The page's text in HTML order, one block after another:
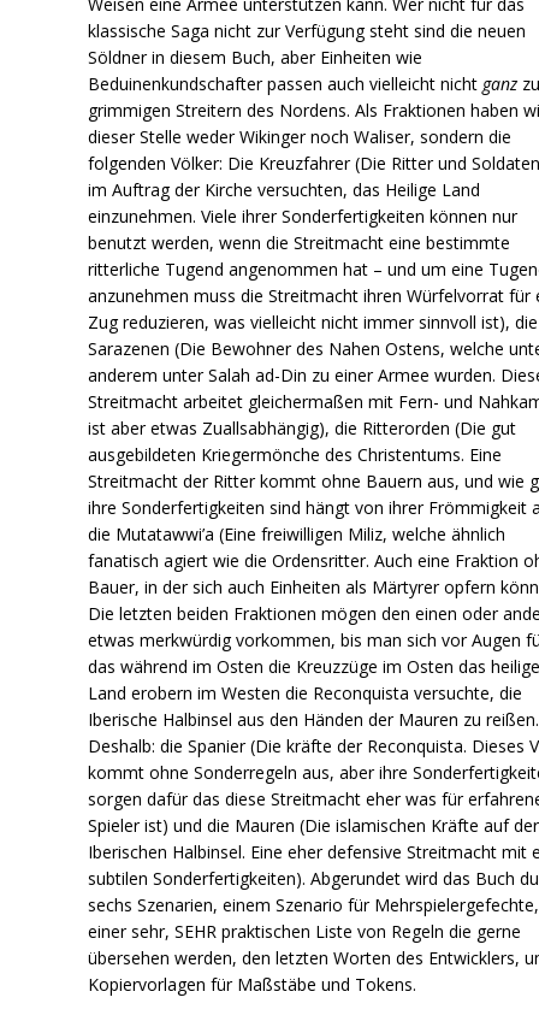
klassische Saga nicht zur Verfügung steht sind die neuen
Söldner in diesem Buch, aber Einheiten wie
Beduinenkundschafter passen auch vielleicht nicht ganz
grimmigen Streitern des Nordens. Als Fraktionen haben
dieser Stelle weder Wikinger noch Waliser, sondern die
folgenden Völker: Die Kreuzfahrer (Die Ritter und
im Auftrag der Kirche versuchten, das Heilige Land
einzunehmen. Viele ihrer Sonderfertigkeiten können nur
benutzt werden, wenn die Streitmacht eine bestimmte
ritterliche Tugend angenommen hat – und um eine
anzunehmen muss die Streitmacht ihren Würfelvorrat für
Zug reduzieren, was vielleicht nicht immer sinnvoll ist), die
Sarazenen (Die Bewohner des Nahen Ostens, welche
anderem unter Salah ad-Din zu einer Armee wurden.
Streitmacht arbeitet gleichermaßen mit Fern- und
ist aber etwas Zuallsabhängig), die Ritterorden (Die gut
ausgebildeten Kriegermönche des Christentums. Eine
Streitmacht der Ritter kommt ohne Bauern aus, und wie
ihre Sonderfertigkeiten sind hängt von ihrer Frömmigkeit
die Mutatawwi’a (Eine freiwilligen Miliz, welche ähnlich
fanatisch agiert wie die Ordensritter. Auch eine Fraktion
Bauer, in der sich auch Einheiten als Märtyrer opfern
Die letzten beiden Fraktionen mögen den einen oder
etwas merkwürdig vorkommen, bis man sich vor Augen
das während im Osten die Kreuzzüge im Osten das
Land erobern im Westen die Reconquista versuchte, die
Iberische Halbinsel aus den Händen der Mauren zu reißen.
Deshalb: die Spanier (Die kräfte der Reconquista. Dieses
kommt ohne Sonderregeln aus, aber ihre
sorgen dafür das diese Streitmacht eher was für
Spieler ist) und die Mauren (Die islamischen Kräfte auf der
Iberischen Halbinsel. Eine eher defensive Streitmacht mit
subtilen Sonderfertigkeiten). Abgerundet wird das Buch
sechs Szenarien, einem Szenario für Mehrspielergefechte,
einer sehr, SEHR praktischen Liste von Regeln die gerne
übersehen werden, den letzten Worten des Entwicklers,
Kopiervorlagen für Maßstäbe und Tokens.